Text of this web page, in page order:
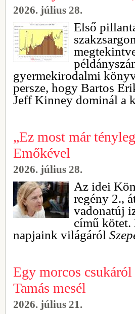
2026. július 28.
Első
gyermekirodalmi
persze, hogy Bartos
Jeff Kinney dominál a
„Ez most már
Emőkével
2026. július 28.
Az idei
regény 2.,
vadonatúj
című kötet.
napjaink világáról
Egy morcos
Tamás mesél
2026. július 21.